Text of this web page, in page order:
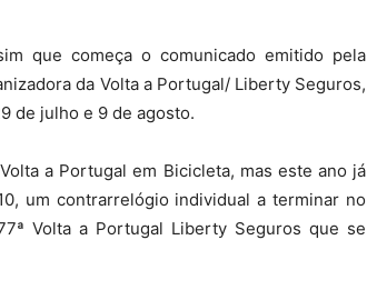
que começa o comunicado emitido pela
da Volta a Portugal/ Liberty Seguros,
de julho e 9 de agosto.
a Portugal em Bicicleta, mas este ano já
um contrarrelógio individual a terminar no
Volta a Portugal Liberty Seguros que se